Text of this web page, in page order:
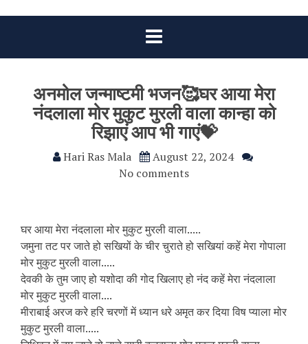
अनमोल जन्माष्टमी भजन🥰घर आया मेरा
नंदलाला मोर मुकुट मुरली वाला कान्हा को
रिझाएं आप भी गाएं💝
Hari Ras Mala
August 22, 2024
No comments
घर आया मेरा नंदलाला मोर मुकुट मुरली वाला.....
जमुना तट पर जाते हो सखियों के चीर चुराते हो सखियां कहें मेरा गोपाला
मोर मुकुट मुरली वाला.....
देवकी के तुम जाए हो यशोदा की गोद खिलाए हो नंद कहें मेरा नंदलाला
मोर मुकुट मुरली वाला....
मीराबाई अरज करे हरि चरणों में ध्यान धरे अमृत कर दिया विष प्याला मोर
मुकुट मुरली वाला.....